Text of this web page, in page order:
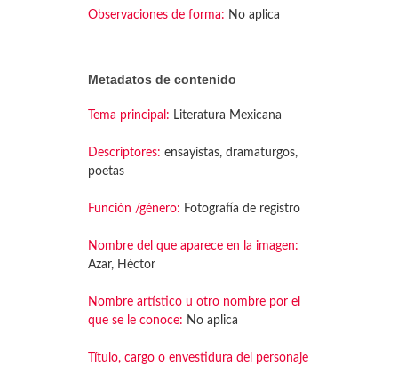
Observaciones de forma: No aplica
Metadatos de contenido
Tema principal: Literatura Mexicana
Descriptores: ensayistas, dramaturgos,
poetas
Función /género: Fotografía de registro
Nombre del que aparece en la imagen:
Azar, Héctor
Nombre artístico u otro nombre por el
que se le conoce: No aplica
Título, cargo o envestidura del personaje